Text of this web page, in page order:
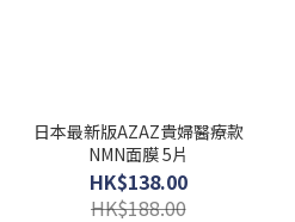
日本最新版AZAZ貴婦醫療款
NMN面膜 5片
HK$138.00
HK$188.00